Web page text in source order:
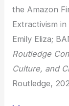
the Amazon
Extractivism in
Emily Eliza;
Routledge
Culture, and
Routledge,